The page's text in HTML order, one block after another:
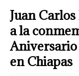
Juan
a la
Aniversario
en Chiapas